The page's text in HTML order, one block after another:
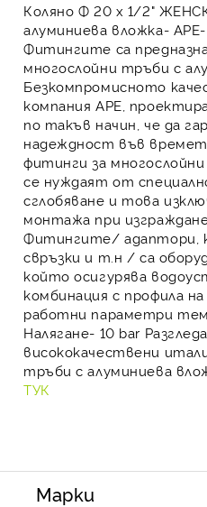
Коляно Ф 20 х 1/2"
алуминиева вложка-
Фитингите са
многослойни тръби с
Безкомпромисното
компания APE,
по такъв начин, че да
надеждност във
фитинги за
се нуждаят от
сглобяване и това
монтажа при
Фитингите/адаптори,
свръзки и т.н / са
който осигурява
комбинация с профила
работни параметри
Налягане- 10 bar
висококачествени
тръби с алуминиева
ТУК
Марки